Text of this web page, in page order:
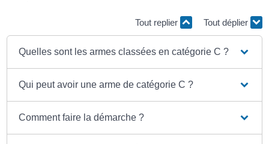
Tout replier Tout déplier
Quelles sont les armes classées en catégorie C ?
Qui peut avoir une arme de catégorie C ?
Comment faire la démarche ?